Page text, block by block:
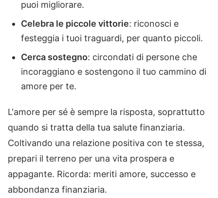
puoi migliorare.
Celebra le piccole vittorie: riconosci e
festeggia i tuoi traguardi, per quanto piccoli.
Cerca sostegno: circondati di persone che
incoraggiano e sostengono il tuo cammino di
amore per te.
L'amore per sé è sempre la risposta, soprattutto
quando si tratta della tua salute finanziaria.
Coltivando una relazione positiva con te stessa,
prepari il terreno per una vita prospera e
appagante. Ricorda: meriti amore, successo e
abbondanza finanziaria.